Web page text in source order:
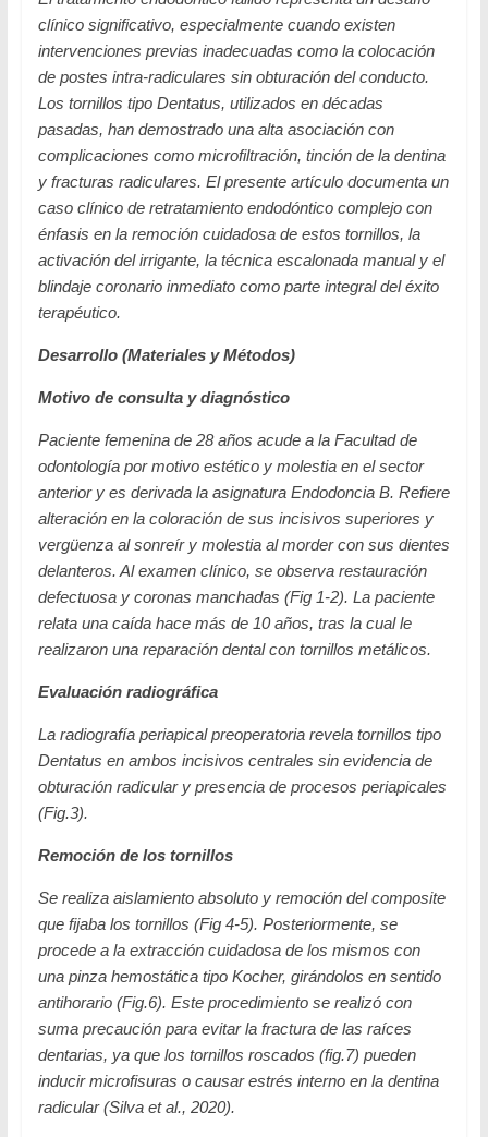
clínico significativo, especialmente cuando existen
intervenciones previas inadecuadas como la colocación
de postes intra-radiculares sin obturación del conducto.
Los tornillos tipo Dentatus, utilizados en décadas
pasadas, han demostrado una alta asociación con
complicaciones como microfiltración, tinción de la dentina
y fracturas radiculares. El presente artículo documenta un
caso clínico de retratamiento endodóntico complejo con
énfasis en la remoción cuidadosa de estos tornillos, la
activación del irrigante, la técnica escalonada manual y el
blindaje coronario inmediato como parte integral del éxito
terapéutico.
Desarrollo (Materiales y Métodos)
Motivo de consulta y diagnóstico
Paciente femenina de 28 años acude a la Facultad de
odontología por motivo estético y molestia en el sector
anterior y es derivada la asignatura Endodoncia B. Refiere
alteración en la coloración de sus incisivos superiores y
vergüenza al sonreír y molestia al morder con sus dientes
delanteros. Al examen clínico, se observa restauración
defectuosa y coronas manchadas (Fig 1-2). La paciente
relata una caída hace más de 10 años, tras la cual le
realizaron una reparación dental con tornillos metálicos.
Evaluación radiográfica
La radiografía periapical preoperatoria revela tornillos tipo
Dentatus en ambos incisivos centrales sin evidencia de
obturación radicular y presencia de procesos periapicales
(Fig.3).
Remoción de los tornillos
Se realiza aislamiento absoluto y remoción del composite
que fijaba los tornillos (Fig 4-5). Posteriormente, se
procede a la extracción cuidadosa de los mismos con
una pinza hemostática tipo Kocher, girándolos en sentido
antihorario (Fig.6). Este procedimiento se realizó con
suma precaución para evitar la fractura de las raíces
dentarias, ya que los tornillos roscados (fig.7) pueden
inducir microfisuras o causar estrés interno en la dentina
radicular (Silva et al., 2020).